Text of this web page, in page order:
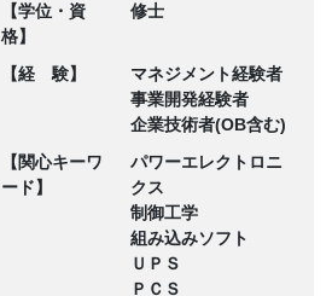
【学位・資
格】
修士
【経 験】
マネジメント経験者
事業開発経験者
企業技術者(OB含む)
【関心キーワ
ード】
パワーエレクトロニ
クス
制御工学
組み込みソフト
ＵＰＳ
ＰＣＳ